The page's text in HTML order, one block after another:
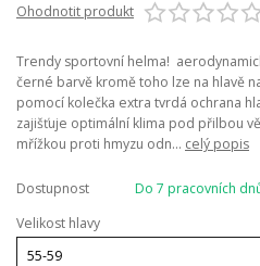
Ohodnotit produkt
Trendy sportovní helma!
černé barvě kromě toho lze na hlavě
pomocí kolečka extra tvrdá ochrana
zajišťuje optimální klima pod přilbou
mřížkou proti hmyzu odn... celý popis
Dostupnost
Do 7 pracovních
Velikost hlavy